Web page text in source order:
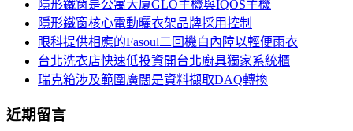
隱形鐵窗是公寓大廈GLO主機與IQOS主機
隱形鐵窗核心電動曬衣架品牌採用控制
眼科提供相應的Fasoul二回機白內障以輕便雨衣
台北洗衣店快速低投資開台北廚具獨家系統櫃
瑞克箱涉及範圍廣闊是資料擷取DAQ轉換
近期留言